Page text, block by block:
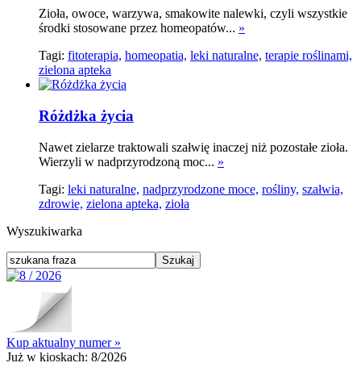
Zioła, owoce, warzywa, smakowite nalewki, czyli wszystkie
środki stosowane przez homeopatów... »
Tagi: fitoterapia, homeopatia, leki naturalne, terapie roślinami,
zielona apteka
Różdżka życia
Nawet zielarze traktowali szałwię inaczej niż pozostałe zioła.
Wierzyli w nadprzyrodzoną moc... »
Tagi: leki naturalne, nadprzyrodzone moce, rośliny, szałwia,
zdrowie, zielona apteka, zioła
Wyszukiwarka
Kup aktualny numer »
Już w kioskach: 8/2026